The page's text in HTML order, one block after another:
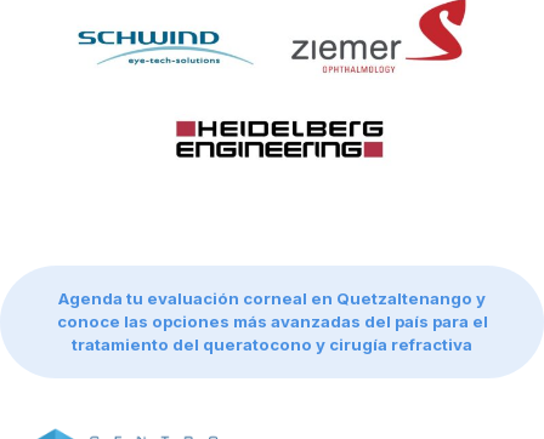
Agenda tu evaluación corneal en Quetzaltenango y
conoce las opciones más avanzadas del país para el
tratamiento del queratocono y cirugía refractiva